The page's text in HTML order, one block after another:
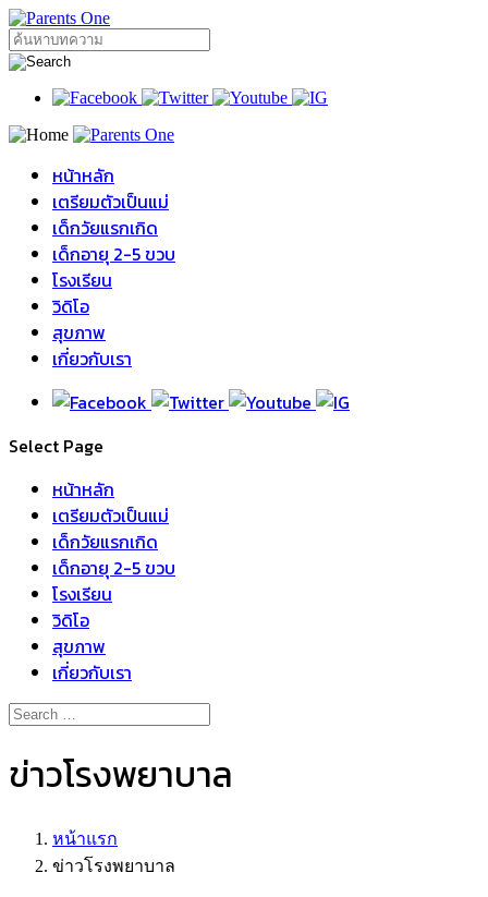
หน้าหลัก
เตรียมตัวเป็นแม่
เด็กวัยแรกเกิด
เด็กอายุ 2-5 ขวบ
โรงเรียน
วิดิโอ
สุขภาพ
เกี่ยวกับเรา
Select Page
หน้าหลัก
เตรียมตัวเป็นแม่
เด็กวัยแรกเกิด
เด็กอายุ 2-5 ขวบ
โรงเรียน
วิดิโอ
สุขภาพ
เกี่ยวกับเรา
ข่าวโรงพยาบาล
หน้าแรก
ข่าวโรงพยาบาล